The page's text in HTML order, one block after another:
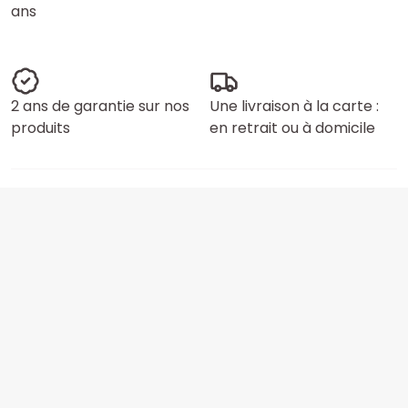
ans
2 ans de garantie sur nos
produits
Une livraison à la carte :
en retrait ou à domicile